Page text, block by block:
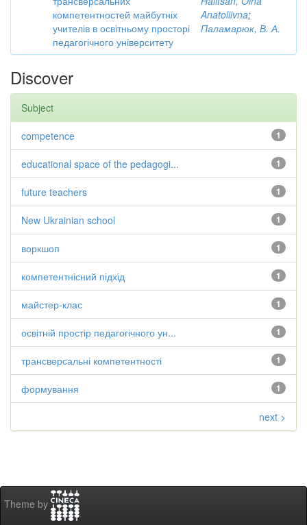
компетентностей майбутніх
учителів в освітньому просторі
педагогічного університету
Anatoliivna;
Паламарюк, В. А.
Discover
Subject
1
competence
1
educational space of the pedagogi...
1
future teachers
1
New Ukrainian school
1
воркшоп
1
компетентнісний підхід
1
майстер-клас
1
освітній простір педагогічного ун...
1
трансверсальні компетентності
1
формування
next >
Theme by